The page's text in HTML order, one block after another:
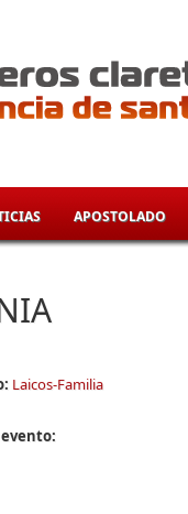
APOSTOLADO
Laicos-Familia